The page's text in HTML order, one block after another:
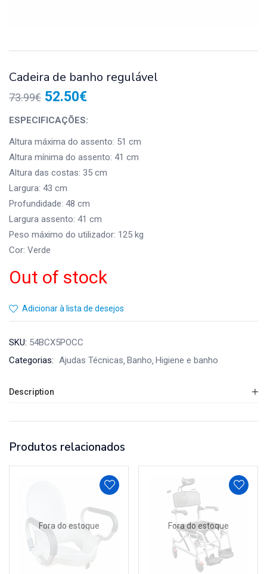
Cadeira de banho regulável
73.99€ 52.50€
ESPECIFICAÇÕES:
Altura máxima do assento: 51 cm
Altura mínima do assento: 41 cm
Altura das costas: 35 cm
Largura: 43 cm
Profundidade: 48 cm
Largura assento: 41 cm
Peso máximo do utilizador: 125 kg
Cor: Verde
Out of stock
Adicionar à lista de desejos
SKU: 54BCX5POCC
Categorias: Ajudas Técnicas Banho Higiene e banho
Description
Produtos relacionados
Fora do estoque Fora do estoque